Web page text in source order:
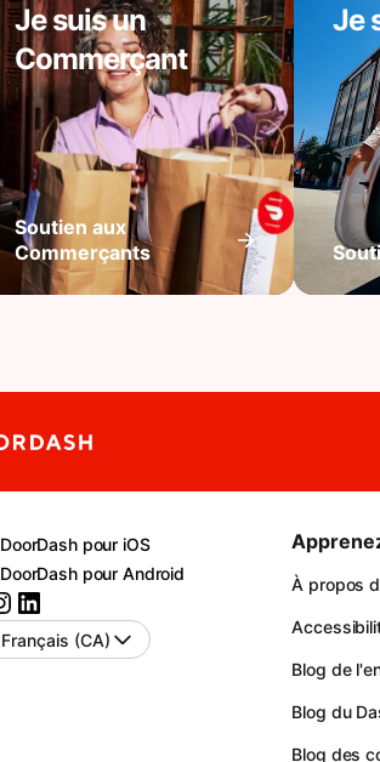
Je suis un
Commerçant
Soutien aux
Commerçants
Je
DoorDash pour iOS
DoorDash pour Android
Français (CA)
À propos
Blog de
Blog du
Blog des